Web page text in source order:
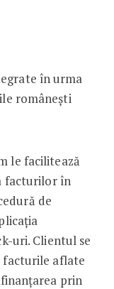
și
în urma
românești
le facilitează
facturilor în
de
uri. Clientul se
facturile aflate
prin